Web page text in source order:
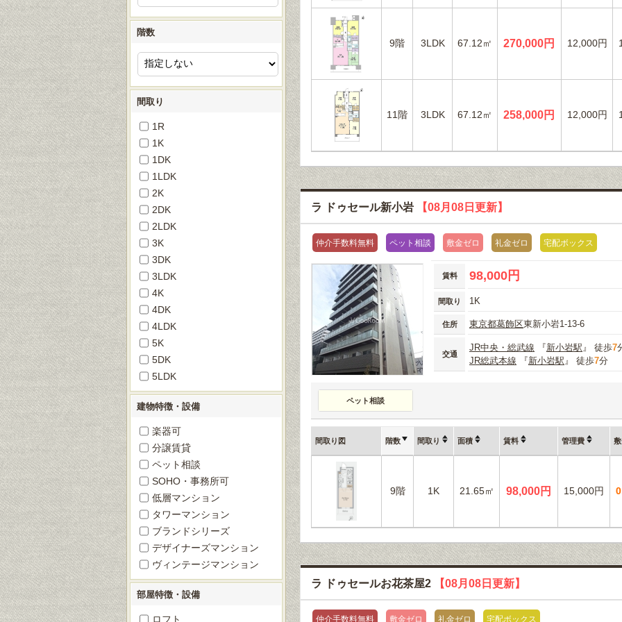
9階 3LDK 67.12㎡ 270,000円 12,000円
11階 3LDK 67.12㎡ 258,000円 12,000円
ラ ドゥセール新小岩 【08月08日更新】
仲介手数料無料 ペット相談 敷金ゼロ 礼金ゼロ 宅配ボックス
賃料 98,000円
間取り 1K
住所 東京都葛飾区東新小岩1-13-6
交通
JR中央・総武線 『新小岩駅 』 徒歩7
JR総武本線 『新小岩駅 』 徒歩7分
ペット相談
間取り図 階数 間取り 面積 賃料 管理費
9階 1K 21.65㎡ 98,000円 15,000円
ラ ドゥセールお花茶屋2 【08月08日更新】
仲介手数料無料 敷金ゼロ 礼金ゼロ 宅配ボックス
階数
間取り
1R
1K
1DK
1LDK
2K
2DK
2LDK
3K
3DK
3LDK
4K
4DK
4LDK
5K
5DK
5LDK
建物特徴・設備
楽器可
分譲賃貸
ペット相談
SOHO・事務所可
低層マンション
タワーマンション
ブランドシリーズ
デザイナーズマンション
ヴィンテージマンション
部屋特徴・設備
ロフト